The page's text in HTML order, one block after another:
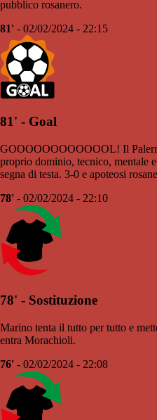
pubblico rosanero.
81' - 02/02/2024 - 22:15
81' - Goal
GOOOOOOOOOOOOL! Il
proprio dominio, tecnico, mentale
segna di testa. 3-0 e apoteosi
78' - 02/02/2024 - 22:10
78' - Sostituzione
Marino tenta il tutto per tutto e
entra Morachioli.
76' - 02/02/2024 - 22:08